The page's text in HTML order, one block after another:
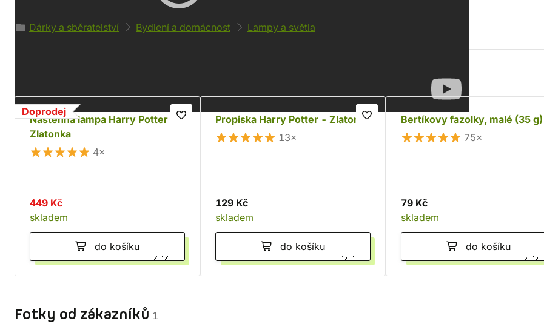
Dárky a sběratelství
Bydlení a domácnost Lampy a světla
Doprodej
Nástěnná lampa Harry Potter -
Zlatonka
4×
449 Kč
skladem
do košíku
Propiska Harry Potter - Zlatonka
13×
129 Kč
skladem
do košíku
Bertíkovy fazolky, malé (35 g)
75×
79 Kč
skladem
do košíku
Fotky od zákazníků 1